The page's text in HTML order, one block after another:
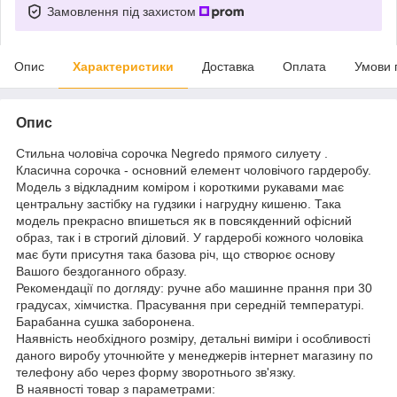
Замовлення під захистом
Опис Характеристики Доставка Оплата Умови
Опис
Стильна чоловіча сорочка Negredo прямого силуету .
Класична сорочка - основний елемент чоловічого гардеробу.
Модель з відкладним коміром і короткими рукавами має
центральну застібку на гудзики і нагрудну кишеню. Така
модель прекрасно впишеться як в повсякденний офісний
образ, так і в строгий діловий. У гардеробі кожного чоловіка
має бути присутня така базова річ, що створює основу
Вашого бездоганного образу.
Рекомендації по догляду: ручне або машинне прання при 30
градусах, хімчистка. Прасування при середній температурі.
Барабанна сушка заборонена.
Наявність необхідного розміру, детальні виміри і особливості
даного виробу уточнюйте у менеджерів інтернет магазину по
телефону або через форму зворотнього зв'язку.
В наявності товар з параметрами: